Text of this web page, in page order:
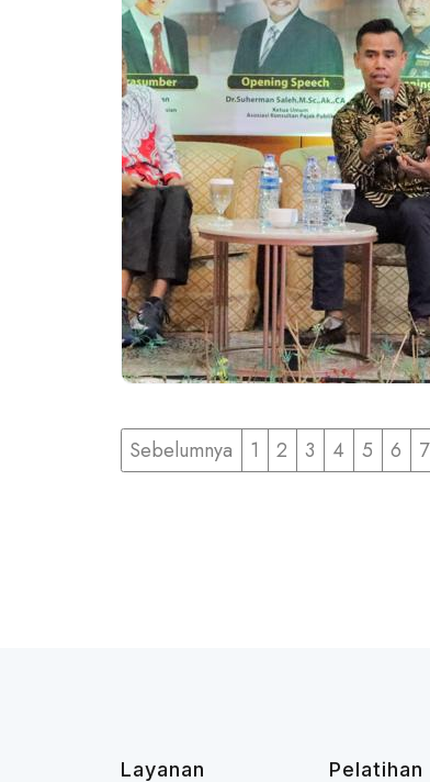
Sebelumnya 1 2 3 4 5 6 7
Layanan Pelatihan